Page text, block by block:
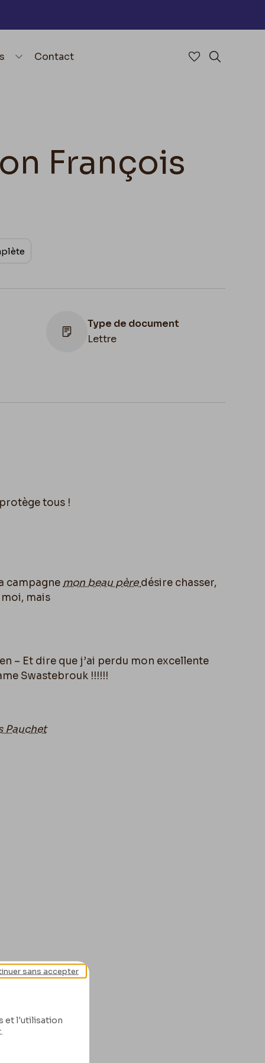
Contact Accéder à
François
Type de document
Lettre
tous !
campagne mon beau pèredésire chasser,
mais
– Et dire que j’ai perdu mon excellente
Swastebrouk !!!!!!
Pauchet
et l'utilisation
sans accepter